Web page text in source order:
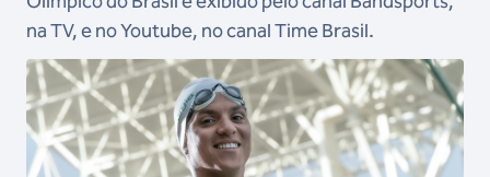
na TV, e no Youtube, no canal Time Brasil.